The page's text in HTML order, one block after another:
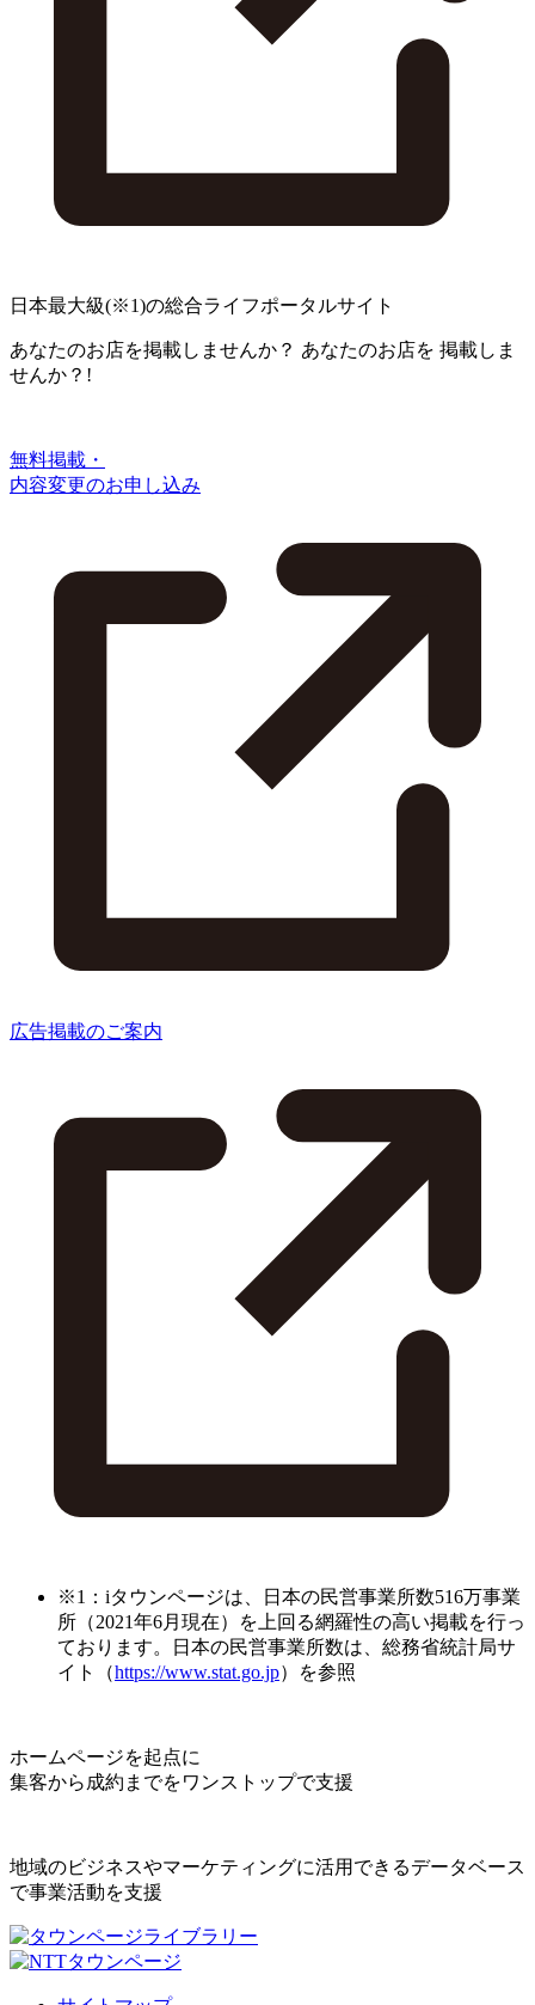
日本最大級(※1)の総合ライフポータルサイト
あなたのお店を掲載しませんか？ あなたのお店を 掲載しま
せんか？!
無料掲載・
内容変更のお申し込み
広告掲載のご案内
※1：iタウンページは、日本の民営事業所数516万事業
所（2021年6月現在）を上回る網羅性の高い掲載を行っ
ております。日本の民営事業所数は、総務省統計局サ
イト（https://www.stat.go.jp）を参照
ホームページを起点に
集客から成約までをワンストップで支援
地域のビジネスやマーケティングに活用できるデータベース
で事業活動を支援